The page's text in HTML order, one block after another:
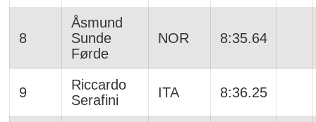
8
Åsmund
Sunde
Førde
NOR 8:35.64
9
Riccardo
Serafini
ITA 8:36.25